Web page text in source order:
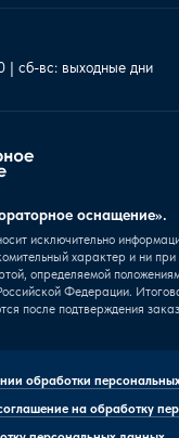
| сб-вс: выходные дни
оснащение».
исключительно
характер и ни при
определяемой
Федерации.
после подтверждения
обработки
на обработку